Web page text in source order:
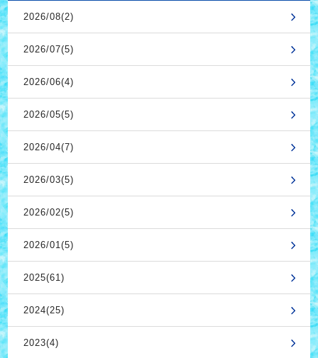
2026/08(2)
2026/07(5)
2026/06(4)
2026/05(5)
2026/04(7)
2026/03(5)
2026/02(5)
2026/01(5)
2025(61)
2024(25)
2023(4)